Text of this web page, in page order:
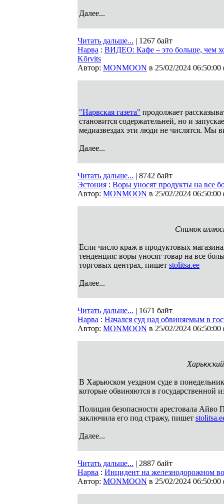
Далее...
Читать дальше... | 1267 байт
Нарва : ВИДЕО: Кафе – это больше, чем
Kõrvits
Автор: MONMOON в 25/02/2024 06:50:00
"Нарвская газета" продолжает
становится содержательней, но и
медиазвездах эти люди не числятся. Мы
Далее...
Читать дальше... | 8742 байт
Эстония : Воры уносят продукты на все
Автор: MONMOON в 25/02/2024 06:50:00
Снимок
Если число краж в продуктовых
тенденция: воры уносят товар на все
торговых центрах, пишет stolitsa.ee
Далее...
Читать дальше... | 1671 байт
Нарва : Начался суд над обвиняемым в
Автор: MONMOON в 25/02/2024 06:50:00
В Харьюском уездном суде в
которые обвиняются в государственной
Полиция безопасности арестовала Айво
заключила его под стражу, пишет
Далее...
Читать дальше... | 2887 байт
Нарва : Инцидент на железнодорожном
Автор: MONMOON в 25/02/2024 06:50:00